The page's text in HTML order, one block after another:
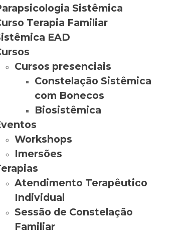
Sistêmica
Terapia Familiar
EAD
Cursos presenciais
Constelação Sistêmica
com Bonecos
Biosistêmica
Workshops
Imersões
Atendimento Terapêutico
Individual
Sessão de Constelação
Familiar